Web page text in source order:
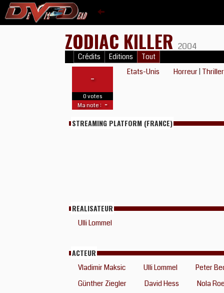
ZODIAC KILLER 2004
Crédits Editions Tout
-
0 votes
Ma note : -
Etats-Unis Horreur Thriller
STREAMING PLATFORM (FRANCE)
REALISATEUR
Ulli Lommel
ACTEUR
Vladimir Maksic Ulli Lommel
Peter
Günther Ziegler
David Hess
Nola